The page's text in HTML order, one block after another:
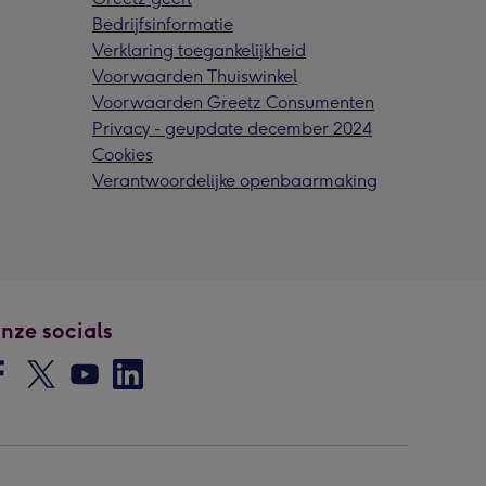
Bedrijfsinformatie
Verklaring toegankelijkheid
Voorwaarden Thuiswinkel
Voorwaarden Greetz Consumenten
Privacy - geupdate december 2024
Cookies
Verantwoordelijke openbaarmaking
socials